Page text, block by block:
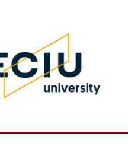
główna